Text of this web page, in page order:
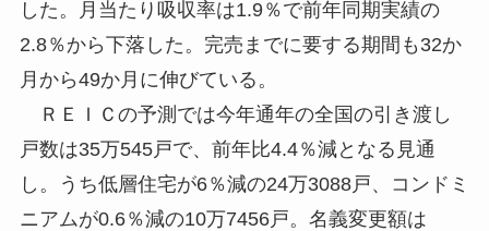
した。月当たり吸収率は1.9％で前年同期実績の
2.8％から下落した。完売までに要する期間も32か
月から49か月に伸びている。
ＲＥＩＣの予測では今年通年の全国の引き渡し
戸数は35万545戸で、前年比4.4％減となる見通
し。うち低層住宅が6％減の24万3088戸、コンドミ
ニアムが0.6％減の10万7456戸。名義変更額は